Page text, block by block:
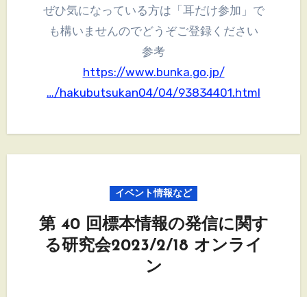
ぜひ気になっている方は「耳だけ参加」で
も構いませんのでどうぞご登録ください
参考
https://www.bunka.go.jp/
…/hakubutsukan04/04/93834401.html
イベント情報など
第 40 回標本情報の発信に関す
る研究会2023/2/18 オンライ
ン